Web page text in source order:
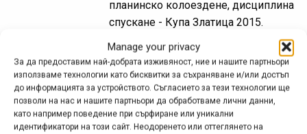
Manage your privacy
За да предоставим най-добрата изживяност, ние и нашите партньори
използваме технологии като бисквитки за съхраняване и/или достъп
до информацията за устройството. Съгласието за тези технологии ще
позволи на нас и нашите партньори да обработваме лични данни,
като например поведение при сърфиране или уникални
идентификатори на този сайт. Неодоренето или оттеглянето на
планинско колоездене, дисциплина
спускане - Купа Златица 2015.
Поканата е както към активни
състезатели, така и...
Купа Златица 2013 –